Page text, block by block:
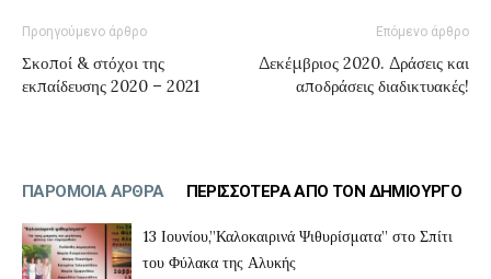
Προηγούμενο άρθρο
Σκοποί & στόχοι της
εκπαίδευσης 2020 – 2021
Επόμενο άρθρο
Δεκέμβριος 2020. Δράσεις και
αποδράσεις διαδικτυακές!
ΠΑΡΟΜΟΙΑ ΑΡΘΡΑ ΠΕΡΙΣΣΟΤΕΡΑ ΑΠΟ ΤΟΝ ΔΗΜΙΟΥΡΓΟ
13 Ιουνίου,”Καλοκαιρινά Ψιθυρίσματα” στο Σπίτι
του Φύλακα της Αλυκής